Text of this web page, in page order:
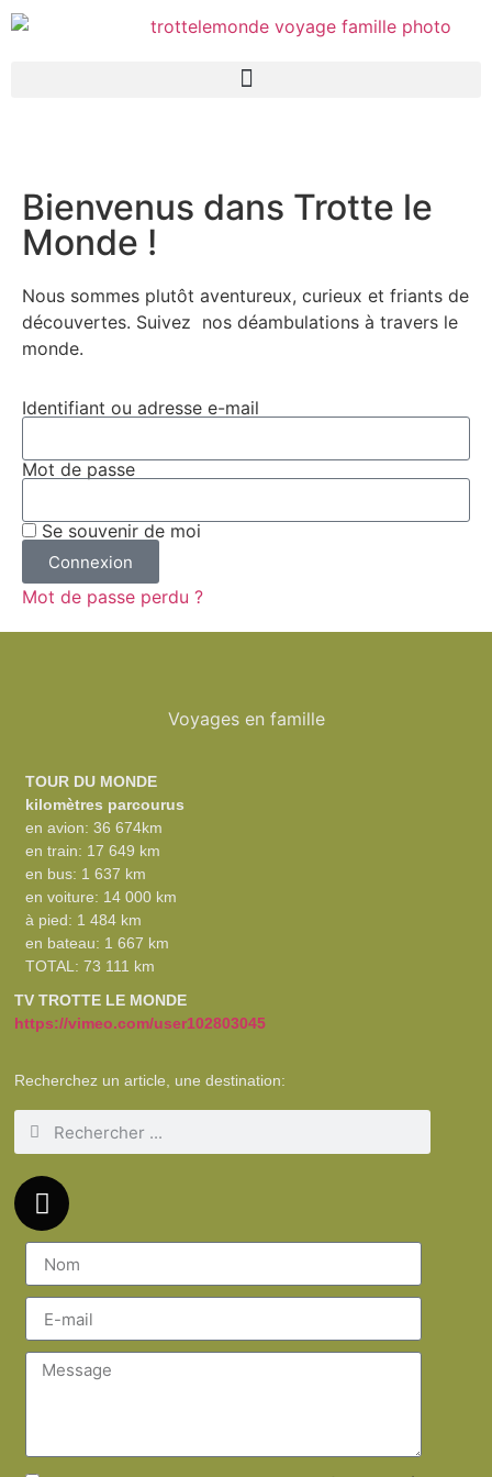
Bienvenus dans Trotte le
Monde !
Nous sommes plutôt aventureux, curieux et friants de
découvertes. Suivez nos déambulations à travers le
monde.
Identifiant ou adresse e-mail
Mot de passe
Se souvenir de moi
Connexion
Mot de passe perdu ?
Voyages en famille
TOUR DU MONDE
kilomètres parcourus
en avion: 36 674km
en train: 17 649 km
en bus: 1 637 km
en voiture: 14 000 km
à pied: 1 484 km
en bateau: 1 667 km
TOTAL: 73 111 km
TV TROTTE LE MONDE
https://vimeo.com/user102803045
Recherchez un article, une destination: